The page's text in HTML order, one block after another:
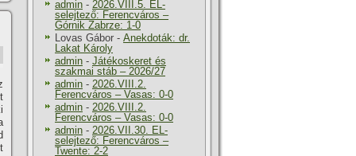
admin - 2026.VIII.5. EL-
selejtező: Ferencváros –
Górnik Zabrze: 1-0
Lovas Gábor - Anekdoták: dr.
Lakat Károly
admin - Játékoskeret és
szakmai stáb – 2026/27
admin - 2026.VIII.2.
Ferencváros – Vasas: 0-0
admin - 2026.VIII.2.
Ferencváros – Vasas: 0-0
admin - 2026.VII.30. EL-
selejtező: Ferencváros –
Twente: 2-2